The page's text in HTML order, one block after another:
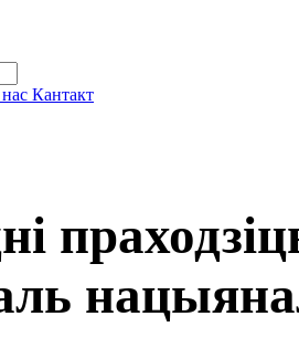
Кантакт